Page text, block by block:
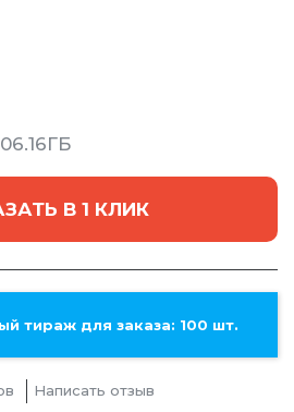
В 1 КЛИК
тираж для заказа: 100 шт.
Написать отзыв